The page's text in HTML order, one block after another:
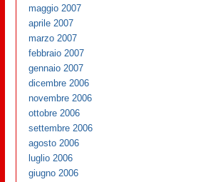
maggio 2007
aprile 2007
marzo 2007
febbraio 2007
gennaio 2007
dicembre 2006
novembre 2006
ottobre 2006
settembre 2006
agosto 2006
luglio 2006
giugno 2006